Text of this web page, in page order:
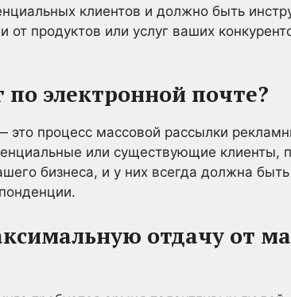
клиентов и должно быть
от продуктов или услуг ваших
электронной почте?
это процесс массовой рассылки
или существующие клиенты,
бизнеса, и у них всегда должна
отдачу от